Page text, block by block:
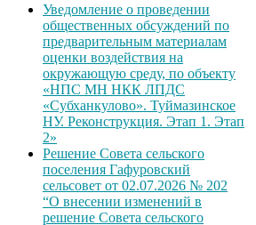
Уведомление о проведении
общественных обсуждений по
предварительным материалам
оценки воздействия на
окружающую среду, по объекту
«НПС МН НКК ЛПДС
«Субханкулово». Туймазинское
НУ. Реконструкция. Этап 1. Этап
2»
Решение Совета сельского
поселения Гафуровский
сельсовет от 02.07.2026 № 202
“О внесении изменений в
решение Совета сельского